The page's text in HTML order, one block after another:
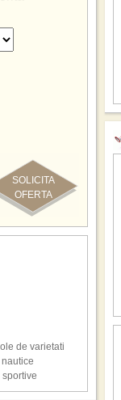
SOLICITA
OFERTA
de varietati